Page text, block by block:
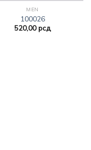
MEN
100026
520,00рсд